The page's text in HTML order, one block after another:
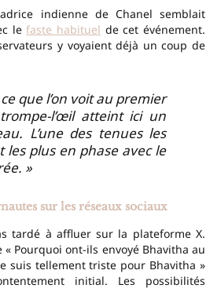
indienne de Chanel semblait
lefaste habituel de cet événement.
y voyaient déjà un coup de
que l’on voit au premier
l’œil atteint ici un
L’une des tenues les
les plus en phase avec le
»
sur les réseaux sociaux
tardé à affluer sur la plateforme X.
« Pourquoi ont-ils envoyé Bhavitha au
suis tellement triste pour Bhavitha »
initial. Les possibilités